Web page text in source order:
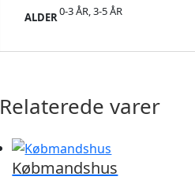
ALDER0-3 ÅR, 3-5 ÅR
Relaterede varer
Købmandshus